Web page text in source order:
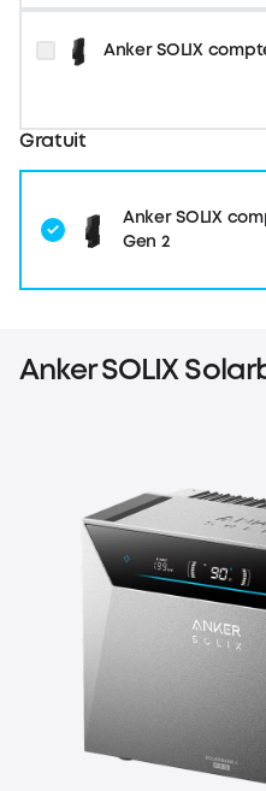
Anker SOLIX
Gratuit
Anker SOLIX
Gen 2
Anker SOLIX